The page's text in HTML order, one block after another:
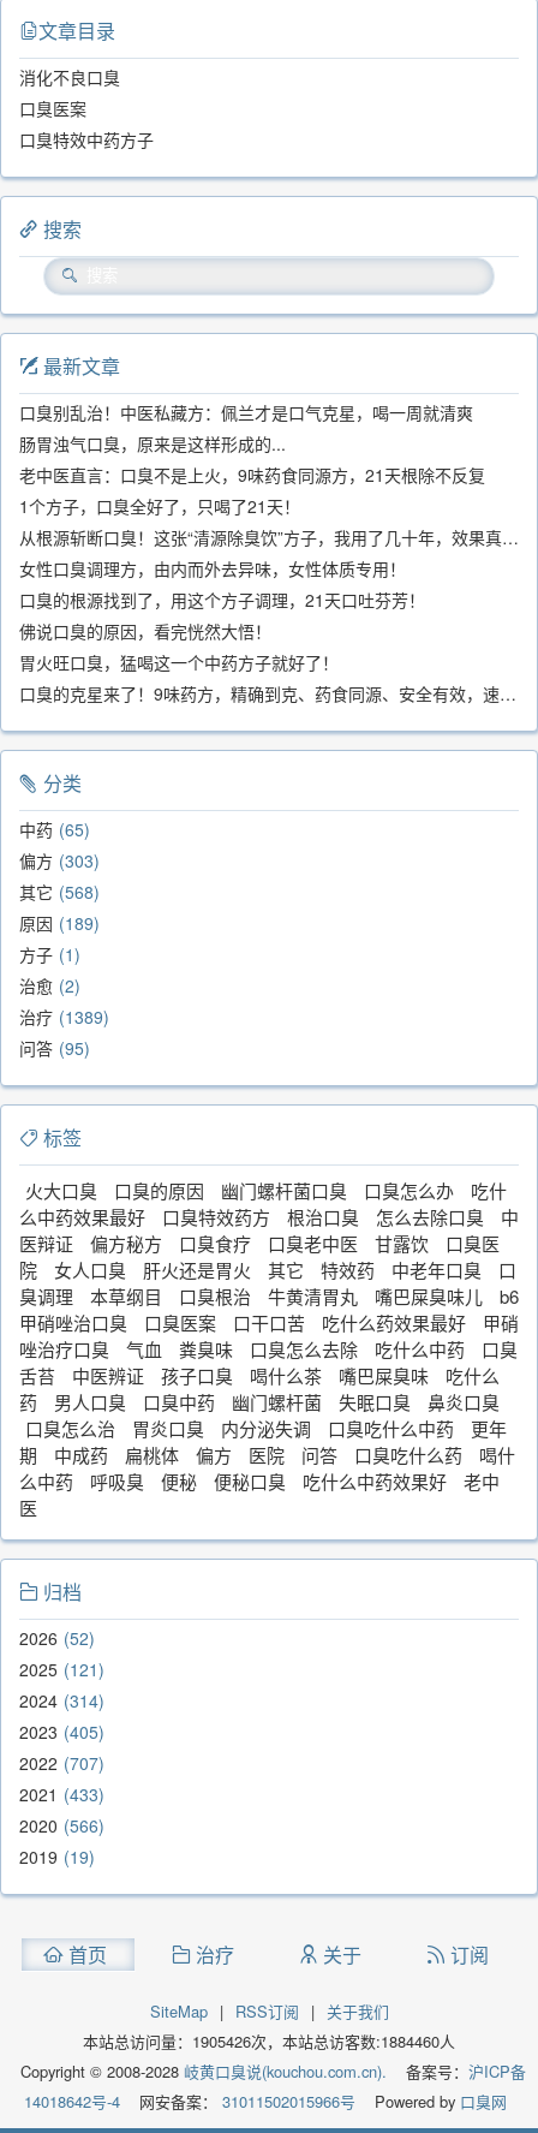
文章目录
消化不良口臭
口臭医案
口臭特效中药方子
搜索
最新文章
口臭别乱治！中医私藏方：佩兰才是口气克星，喝一周就清爽
肠胃浊气口臭，原来是这样形成的...
老中医直言：口臭不是上火，9味药食同源方，21天根除不反复
1个方子，口臭全好了，只喝了21天！
从根源斩断口臭！这张“清源除臭饮”方子，我用了几十年，效果真不错
女性口臭调理方，由内而外去异味，女性体质专用！
口臭的根源找到了，用这个方子调理，21天口吐芬芳！
佛说口臭的原因，看完恍然大悟！
胃火旺口臭，猛喝这一个中药方子就好了！
口臭的克星来了！9味药方，精确到克、药食同源、安全有效，速看！
分类
中药 65
偏方 303
其它 568
原因 189
方子 1
治愈 2
治疗 1389
问答 95
标签
火大口臭 口臭的原因 幽门螺杆菌口臭 口臭怎么办
吃什
么中药效果最好
口臭特效药方 根治口臭 怎么去除口臭
中
医辩证
偏方秘方 口臭食疗 口臭老中医 甘露饮
口臭医
院
女人口臭 肝火还是胃火 其它 特效药 中老年口臭
口
臭调理
本草纲目 口臭根治 牛黄清胃丸 嘴巴屎臭味儿
b6
甲硝唑治口臭
口臭医案 口干口苦 吃什么药效果最好
甲硝
唑治疗口臭
气血 粪臭味 口臭怎么去除 吃什么中药
口臭
舌苔
中医辨证 孩子口臭 喝什么茶 嘴巴屎臭味
吃什么
药
男人口臭 口臭中药 幽门螺杆菌 失眠口臭
鼻炎口臭
口臭怎么治
胃炎口臭 内分泌失调 口臭吃什么中药
更年
期
中成药 扁桃体 偏方 医院 问答 口臭吃什么药
喝什
么中药
呼吸臭 便秘 便秘口臭 吃什么中药效果好
老中
医
归档
2026 52
2025 121
2024 314
2023 405
2022 707
2021
433
2020 566
2019 19
首页 治疗 关于 订阅
SiteMap | RSS订阅 |
关于我们
本站总访问量： 1905426次，本站总访客数:1884460人
Copyright © 2008-2028 岐黄口臭说(kouchou.com.cn). 备案号： 沪ICP备
14018642号-4
网安备案： 31011502015966号 Powered by 口臭网